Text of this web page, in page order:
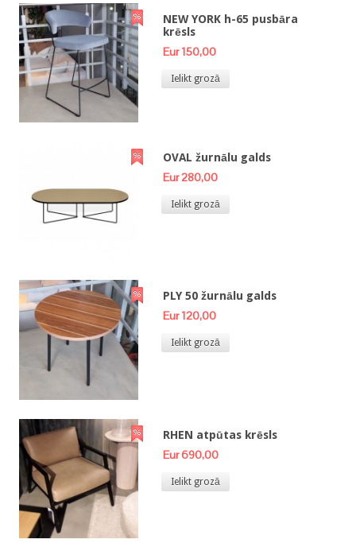
NEW YORK h-65 pusbāra
krēsls
Eur 150,00
Ielikt grozā
OVAL žurnālu galds
Eur 280,00
Ielikt grozā
PLY 50 žurnālu galds
Eur 120,00
Ielikt grozā
RHEN atpūtas krēsls
Eur 690,00
Ielikt grozā